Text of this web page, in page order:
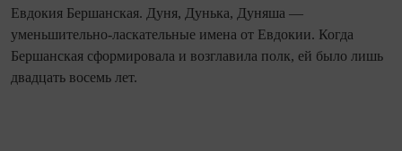
Евдокия Бершанская. Дуня, Дунька, Дуняша —
уменьшительно-ласкательные име­на от Евдокии. Когда
Бершанская сформировала и возглавила полк, ей было лишь
двадцать восемь лет.